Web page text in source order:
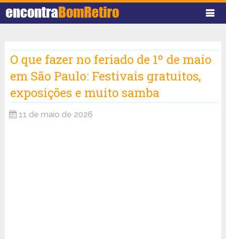
O que fazer no feriado de 1º de maio
em São Paulo: Festivais gratuitos,
exposições e muito samba
11 de maio de 2026